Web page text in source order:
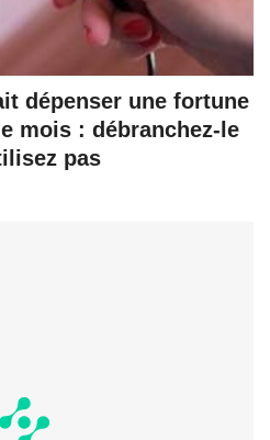
dépenser une fortune
mois : débranchez-le
pas